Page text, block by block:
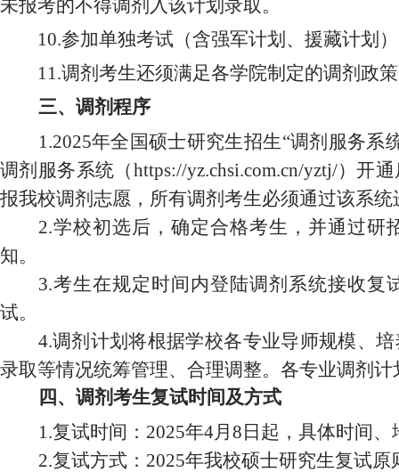
未报考的不得调剂入该计划录取。
10.参加单独考试（含强军计划、援藏计划
11.调剂考生还须满足各学院制定的调剂政
三、调剂程序
1.2025年全国硕士研究生招生“调剂服务系
调剂服务系统 （https://yz.chsi.com.cn/yztj/）开通
报我校调剂志愿， 所有调剂考生必须通过该系统
2.学校初选后，确定合格考生，并通过研
知。
3.考生在规定时间内登陆调剂系统接收复
试。
4.调剂计划将根据学校各专业导师规模、
录取等情况统筹管理、合理调整。各专业调剂
四、调剂考生复试时间及方式
1.复试时间：2025年4月 8 日起，具体时间
2.复试方式：2025年我校硕士研究生复试